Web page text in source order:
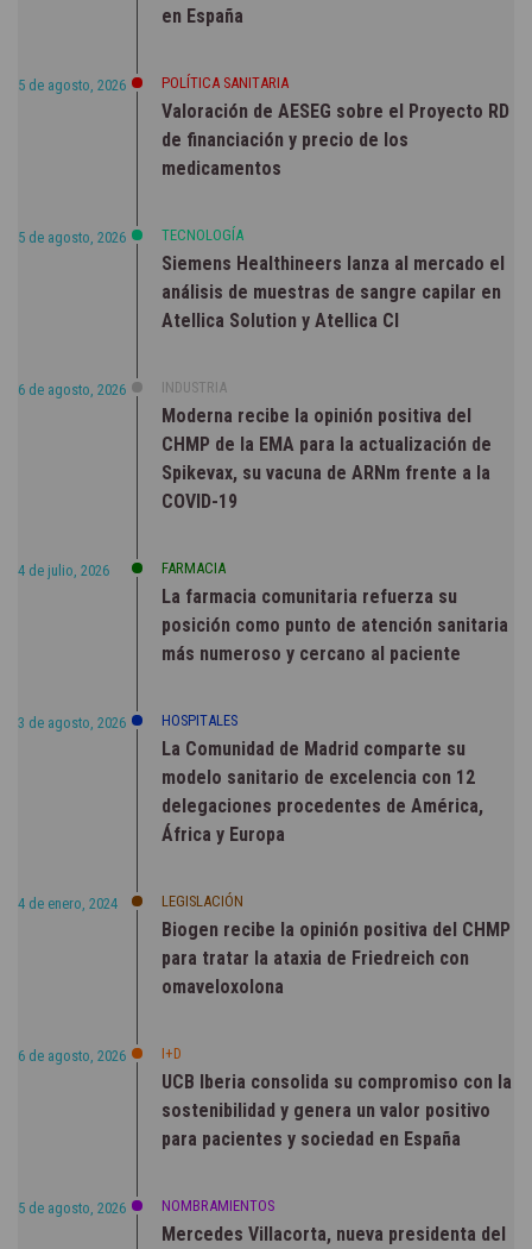
en España
5 de agosto, 2026 POLÍTICA SANITARIA
Valoración de AESEG sobre el Proyecto RD
de financiación y precio de los
medicamentos
5 de agosto, 2026 TECNOLOGÍA
Siemens Healthineers lanza al mercado el
análisis de muestras de sangre capilar en
Atellica Solution y Atellica CI
6 de agosto, 2026 INDUSTRIA
Moderna recibe la opinión positiva del
CHMP de la EMA para la actualización de
Spikevax, su vacuna de ARNm frente a la
COVID-19
4 de julio, 2026 FARMACIA
La farmacia comunitaria refuerza su
posición como punto de atención sanitaria
más numeroso y cercano al paciente
3 de agosto, 2026 HOSPITALES
La Comunidad de Madrid comparte su
modelo sanitario de excelencia con 12
delegaciones procedentes de América,
África y Europa
4 de enero, 2024 LEGISLACIÓN
Biogen recibe la opinión positiva del CHMP
para tratar la ataxia de Friedreich con
omaveloxolona
6 de agosto, 2026 I+D
UCB Iberia consolida su compromiso con la
sostenibilidad y genera un valor positivo
para pacientes y sociedad en España
5 de agosto, 2026 NOMBRAMIENTOS
Mercedes Villacorta, nueva presidenta del